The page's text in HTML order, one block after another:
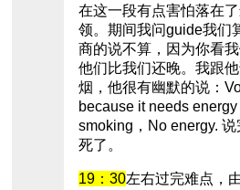
在这一段有点害怕落在
领。期间我问guide我们
商的说不算，因为你看
他们比我们还晚。我跟
烟，他很有幽默的说：
because it needs
smoking，No energy.
死了。
19：30左右过完难点，